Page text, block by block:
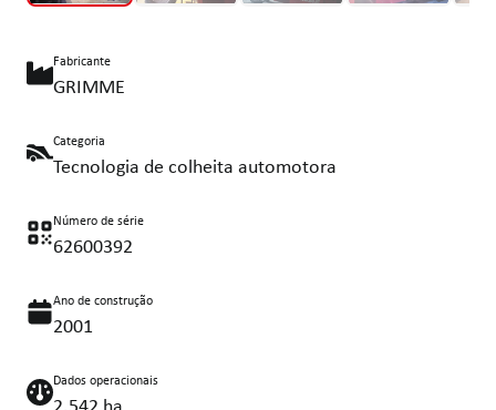
Fabricante
GRIMME
Categoria
Tecnologia de colheita automotora
Número de série
62600392
Ano de construção
2001
Dados operacionais